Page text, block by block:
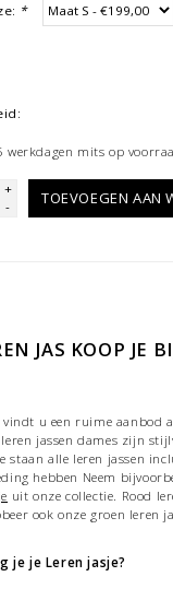
*
werkdagen mits op
+
-
TOEVOEGEN AAN
JAS KOOP JE
u een ruime aanbod
jassen dames zijn
staan alle leren jassen
hebben Neem
uit onze collectie. Rood
ook onze groen leren
je je Leren jasje?